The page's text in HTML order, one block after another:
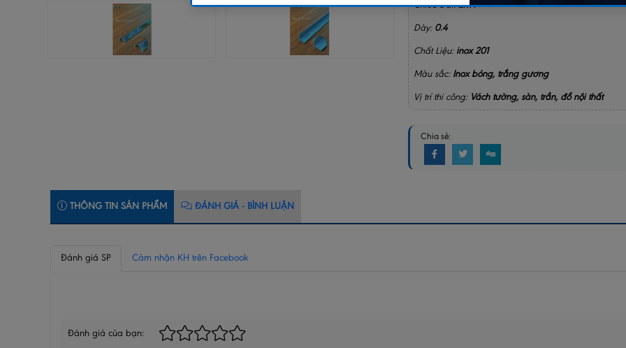
Chiều Dài:2m4
Dày: 0.4
Chất Liệu: inox 201
Màu sắc: Inox bóng, trắng gương
Vị trí thi công: Vách tường, sàn, trần, đồ nội thất
Chia sẻ:
THÔNG TIN SẢN PHẨM ĐÁNH GIÁ - BÌNH LUẬN
Đánh giá SP Cảm nhận KH trên Facebook
Đánh giá của bạn: